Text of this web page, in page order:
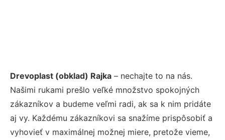
Drevoplast (obklad) Rajka – nechajte to na nás.
Našimi rukami prešlo veľké množstvo spokojných
zákazníkov a budeme veľmi radi, ak sa k nim pridáte
aj vy. Každému zákazníkovi sa snažíme prispôsobiť a
vyhovieť v maximálnej možnej miere, pretože vieme,